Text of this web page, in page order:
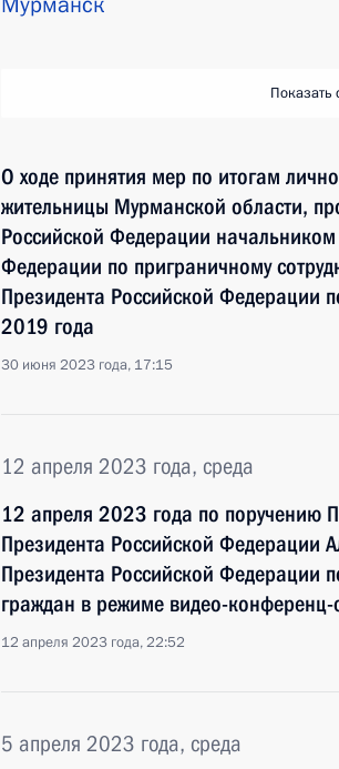
Показать
О ходе принятия мер по итогам
жительницы Мурманской области,
Российской Федерации
Федерации по приграничному
Президента Российской Федерации
2019 года
30 июня 2023 года, 17:15
12 апреля 2023 года, среда
12 апреля 2023 года по поручению
Президента Российской Федерации
Президента Российской Федерации
граждан в режиме видео-конференц-
12 апреля 2023 года, 22:52
5 апреля 2023 года, среда